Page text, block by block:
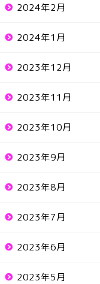
2024年2月
2024年1月
2023年12月
2023年11月
2023年10月
2023年9月
2023年8月
2023年7月
2023年6月
2023年5月